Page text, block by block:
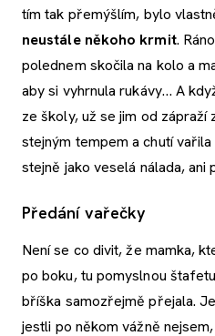
tím tak přemýšlím, bylo
neustále někoho krmit.
polednem skočila na kolo a
aby si vyhrnula rukávy… A
ze školy, už se jim od zápraží
stejným tempem a chutí
stejně jako veselá nálada,
Předání vařečky
Není se co divit, že mamka,
po boku, tu pomyslnou
bříška samozřejmě přejala.
jestli po někom vážně